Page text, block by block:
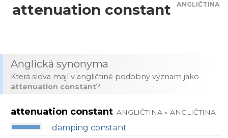
attenuation constant ANGLIČTINA
Anglická synonyma
Která slova mají v angličtině podobný význam jako
attenuation constant?
attenuation constant ANGLIČTINA » ANGLIČTINA
damping constant